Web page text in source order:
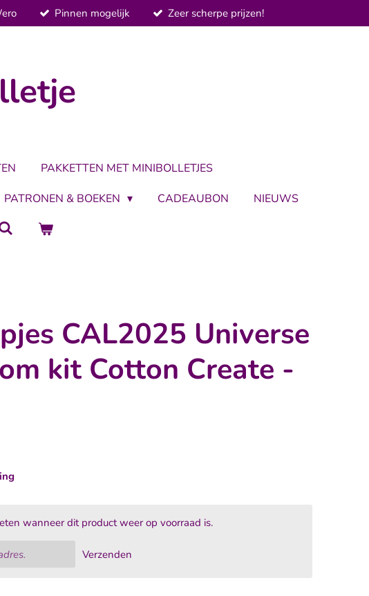
Pinnen mogelijk Zeer scherpe prijzen!
PAKKETTEN MET MINIBOLLETJES
PATRONEN & BOEKEN CADEAUBON
NIEUWS
CAL2025 Universe
kit Cotton Create -
wanneer dit product weer op voorraad is.
Verzenden